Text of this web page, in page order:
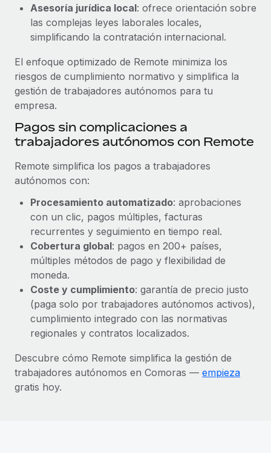
Pento se convierte en un empleador equitativo
con Remote
Gestionar las nóminas internamente es complicado. Tardas
semanas en hacerlo manualmente y, al mes...
Más información
Asesoría jurídica local: ofrece orientación sobre
las complejas leyes laborales locales,
simplificando la contratación internacional.
El enfoque optimizado de Remote minimiza los
riesgos de cumplimiento normativo y simplifica la
gestión de trabajadores autónomos para tu
empresa.
Pagos sin complicaciones a
trabajadores autónomos con Remote
Remote simplifica los pagos a trabajadores
autónomos con:
Procesamiento automatizado: aprobaciones
con un clic, pagos múltiples, facturas
recurrentes y seguimiento en tiempo real.
Cobertura global: pagos en 200+ países,
múltiples métodos de pago y flexibilidad de
moneda.
Coste y cumplimiento: garantía de precio justo
(paga solo por trabajadores autónomos activos),
cumplimiento integrado con las normativas
regionales y contratos localizados.
Descubre cómo Remote simplifica la gestión de
trabajadores autónomos en Comoras — empieza
gratis hoy.